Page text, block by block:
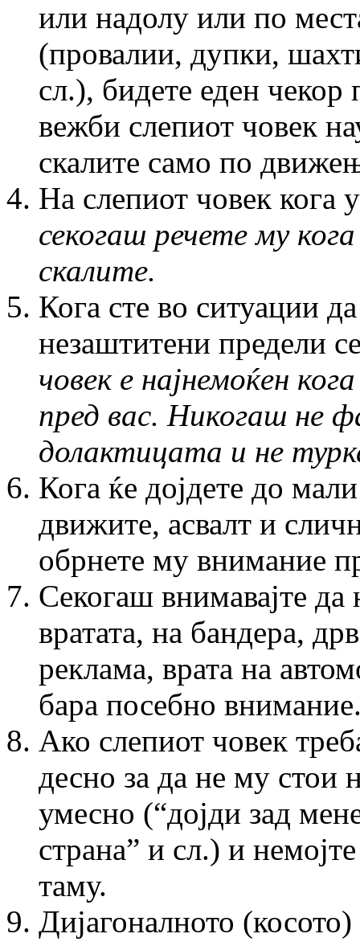
или надолу или по
(провалии, дупки,
сл.), бидете еден
вежби слепиот човек
скалите само по
На слепиот човек кога
секогаш речете му
скалите.
Кога сте во ситуации
незаштитени предели
човек е најнемоќен
пред вас. Никогаш не
долактицата и не
Кога ќе дојдете до
движите, асвалт и
обрнете му внимание
Секогаш внимавајте да
вратата, на бандера,
реклама, врата на
бара посебно
Ако слепиот човек
десно за да не му стои
умесно (“дојди зад
страна” и сл.) и
таму.
Дијагоналното